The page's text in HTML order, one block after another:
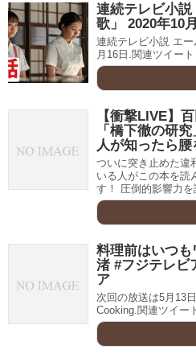
連続テレビ小
歌」 2020年10
連続テレビ小説 エ
月16日.関連ツイート
【衝撃LIVE】
「橋下徹の研
人が知ったら腰
ついに突き止めた違
いる人がこの本を読
す！ 圧倒的影響力を
料理前はいつ
渚 #フジテレビ
ア
次回の放送は5月13
Cooking.関連ツイー